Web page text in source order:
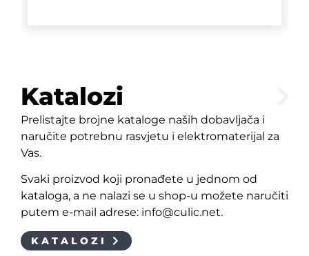
Katalozi
Prelistajte brojne kataloge naših dobavljača i
naručite potrebnu rasvjetu i elektromaterijal za
Vas.
Svaki proizvod koji pronađete u jednom od
kataloga, a ne nalazi se u shop-u možete naručiti
putem e-mail adrese: info@culic.net.
KATALOZI